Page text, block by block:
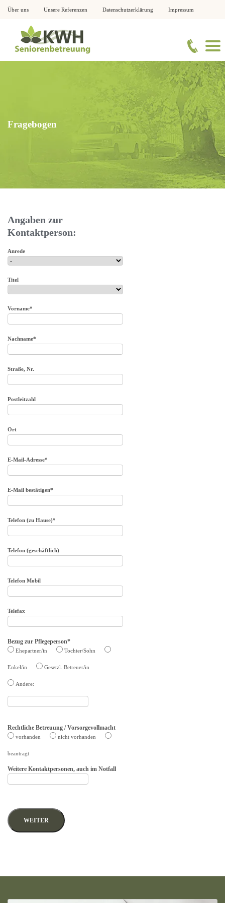
Über uns Unsere Referenzen Datenschutzerklärung Impressum
Fragebogen
Angaben zur
Kontaktperson:
Anrede
Titel
Vorname*
Nachname*
Straße, Nr.
Postleitzahl
Ort
E-Mail-Adresse*
E-Mail bestätigen*
Telefon (zu Hause)*
Telefon (geschäftlich)
Telefon Mobil
Telefax
Bezug zur Pflegeperson*
Ehepartner/in Tochter/Sohn
Enkel/in Gesetzl. Betreuer/in
Andere:
Rechtliche Betreuung / Vorsorgevollmacht
vorhanden nicht vorhanden
beantragt
Weitere Kontaktpersonen, auch im Notfall
WEITER